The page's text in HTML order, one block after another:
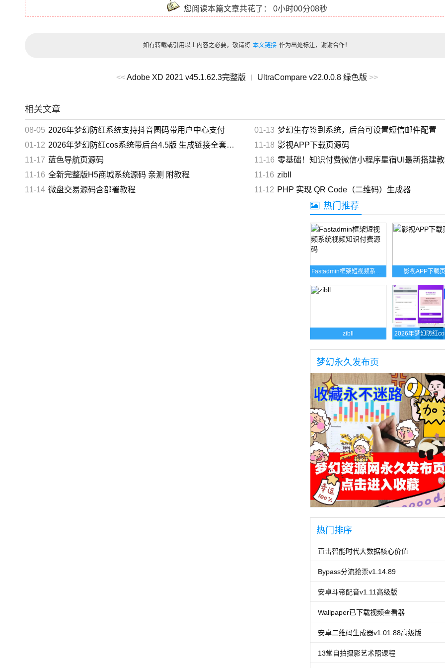
您阅读本篇文章共花了：
0小时00分09秒
如有转载或引用以上内容之必要，敬请将 本文链接 作为出处标注，谢谢合作！
<<Adobe XD 2021 v45.1.62.3完整版 UltraCompare v22.0.0.8 绿色版 >>
相关文章
08-05 2026年梦幻防红系统支持抖音圆码带用户中心支付 01-13 梦幻生存签到系统，后台可设置短信邮件配置
01-12 2026年梦幻防红cos系统带后台4.5版 生成链接全套防红 11-18 影视APP下载页源码
11-17 蓝色导航页源码 11-16 零基础！知识付费微信小程序星宿UI最新搭建教程，附带配
11-16 全新完整版H5商城系统源码 亲测 附教程 11-16 zibll
11-14 微盘交易源码含部署教程 11-12 PHP 实现 QR Code（二维码）生成器
热门推荐
Fastadmin框架短视频系统视频知识付费源码 影视APP下载
zibll
梦幻永久发布页
热门排序
直击智能时代大数据核心价值
Bypass分流抢票v1.14.89
安卓斗帝配音v1.11高级版
Wallpaper已下载视频查看器
安卓二维码生成器v1.01.88高级版
13堂自拍摄影艺术照课程